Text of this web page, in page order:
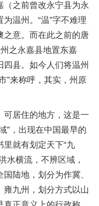
（之前曾改永宁县为永
温州。“温”字不难理
之意。而在此之前的唐
之永嘉县地置东嘉
县。如今人们将温州
”来称呼，其实，州原
可居住的地方，这是一
”，出现在中国最早的
就有划定天下“九
水横流，不辨区域，
陆地，划分为作冀、
九州，划分方式以山